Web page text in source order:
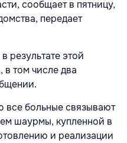
сообщает в пятницу,
передает
результате этой
в том числе два
все больные связывают
шаурмы, купленной в
и реализации